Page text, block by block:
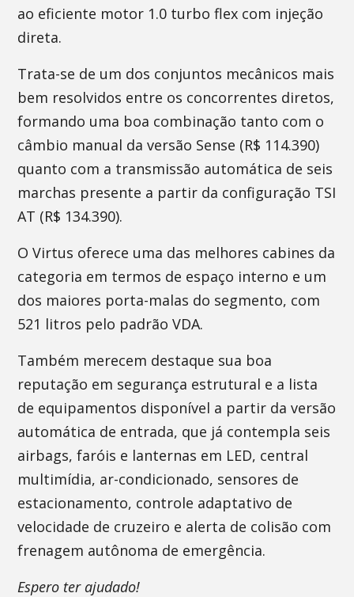
ao eficiente motor 1.0 turbo flex com injeção
direta.
Trata-se de um dos conjuntos mecânicos mais
bem resolvidos entre os concorrentes diretos,
formando uma boa combinação tanto com o
câmbio manual da versão Sense (R$ 114.390)
quanto com a transmissão automática de seis
marchas presente a partir da configuração TSI
AT (R$ 134.390).
O Virtus oferece uma das melhores cabines da
categoria em termos de espaço interno e um
dos maiores porta-malas do segmento, com
521 litros pelo padrão VDA.
Também merecem destaque sua boa
reputação em segurança estrutural e a lista
de equipamentos disponível a partir da versão
automática de entrada, que já contempla seis
airbags, faróis e lanternas em LED, central
multimídia, ar-condicionado, sensores de
estacionamento, controle adaptativo de
velocidade de cruzeiro e alerta de colisão com
frenagem autônoma de emergência.
Espero ter ajudado!